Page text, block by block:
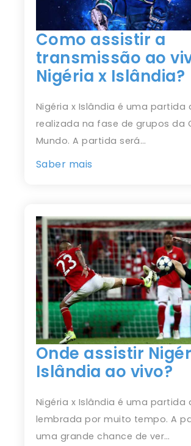
Como assistir a
transmissão ao
Nigéria x Islândia?
Nigéria x Islândia é uma partida
realizada na fase de grupos da
Mundo. A partida será…
Saber mais
Onde assistir
Islândia ao vivo?
Nigéria x Islândia é uma partida
lembrada por muito tempo. A
uma grande chance de ver…